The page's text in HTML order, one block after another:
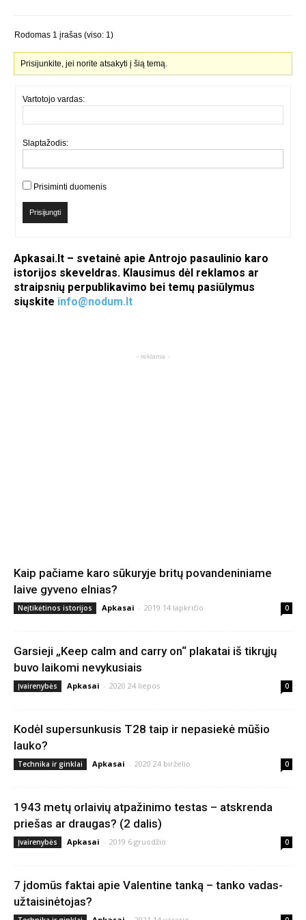
Rodomas 1 įrašas (viso: 1)
Prisijunkite, jei norite atsakyti į šią temą.
Vartotojo vardas:
Slaptažodis:
Prisiminti duomenis
Prisijungti
Apkasai.lt – svetainė apie Antrojo pasaulinio karo
istorijos skeveldras. Klausimus dėl reklamos ar
straipsnių perpublikavimo bei temų pasiūlymus
siųskite info@nodum.lt
- reklama -
Kaip pačiame karo sūkuryje britų povandeniniame
laive gyveno elnias?
Neįtikėtinos istorijos Apkasai - 2019 14 lapkričio 0
Garsieji „Keep calm and carry on“ plakatai iš tikrųjų
buvo laikomi nevykusiais
Įvairenybės Apkasai - 2020 24 liepos 0
Kodėl supersunkusis T28 taip ir nepasiekė mūšio
lauko?
Technika ir ginklai Apkasai - 2020 24 birželio 0
1943 metų orlaivių atpažinimo testas – atskrenda
priešas ar draugas? (2 dalis)
Įvairenybės Apkasai - 2019 6 gruodžio 0
7 įdomūs faktai apie Valentine tanką – tanko vadas-
užtaisinėtojas?